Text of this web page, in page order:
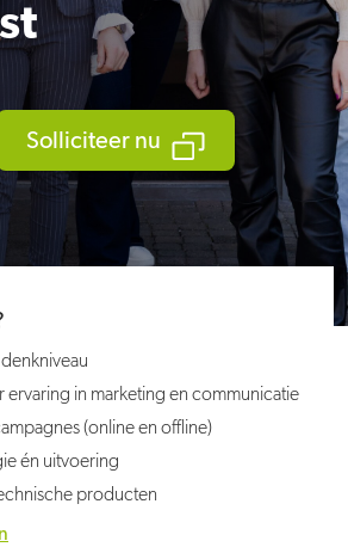
Solliciteer nu
ervaring in marketing en communicatie
(online en offline)
én uitvoering
producten